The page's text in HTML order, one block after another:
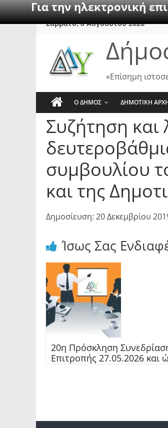
Για την ηλεκτρονική
SkipΣάββατο, 8 Αυγούστου 2026
«Επίσημη
Ο ΔΗΜΟΣ ΔΗΜΟΤΙΚΗ
Συζήτηση
συμβουλίου
και της
Δημοσίευση: 20 Δεκεμβρίου
Ίσως Σας
20η Πρόσκληση
Επιτροπής 27.05.2026 και